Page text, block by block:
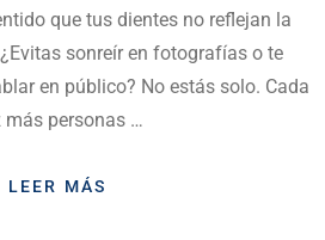
que tus dientes no reflejan la
sonreír en fotografías o te
en público? No estás solo. Cada
más personas …
LEER MÁS